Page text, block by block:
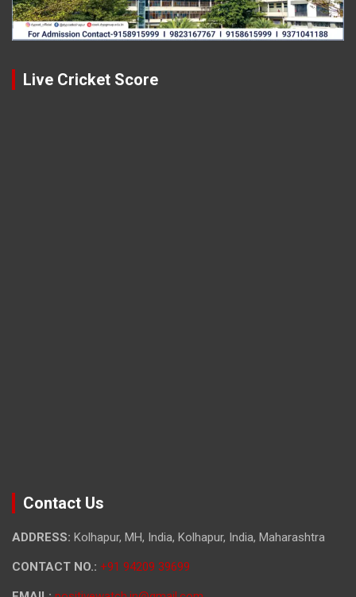
Live Cricket Score
Contact Us
ADDRESS: Kolhapur, MH, India, Kolhapur, India, Maharashtra
CONTACT NO.: +91 94209 39699